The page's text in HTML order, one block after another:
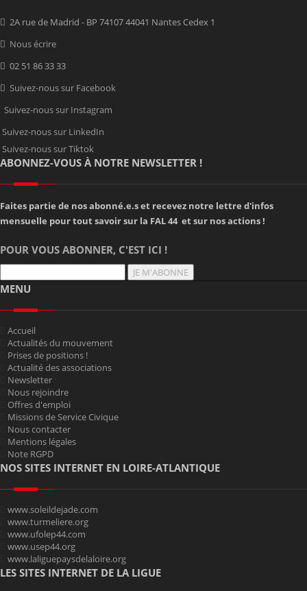
2A rue de Madrid - BP 74107 44041 Nantes Cedex 1
Nous écrire
02 51 86 33 33
Suivez-nous sur Facebook
Suivez-nous sur Instagram
Suivez-nous sur LinkedIn
Suivez-nous sur Tiktok
ABONNEZ-VOUS À NOTRE NEWSLETTER !
Faites partie de nos abonné.e.s et recevez notre lettre d'infos
mensuelle pour tout savoir sur la FAL 44 et sur nos actions !
POUR VOUS ABONNER, C'EST ICI !
JE M'ABONNE
MENU
Accueil
Actualités du mouvement
Prises de positions !
Actualité des associations
Newsletter
Nous rejoindre
Offres d'emploi
Missions de Service Civique
Nous contacter
Mentions légales
Note RGPD
NOS SITES INTERNET EN LOIRE-ATLANTIQUE
www.soleildejade.com
www.turmeliere.org
www.ufolep44.com
www.usep44.org
www.laliguepaysdelaloire.org
LES SITES INTERNET DE LA LIGUE